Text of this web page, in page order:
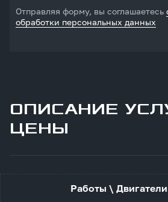
Отправляя форму, вы соглашаетесь
обработки персональных данных
ОПИСАНИЕ
ЦЕНЫ
Работы \ Двигатели